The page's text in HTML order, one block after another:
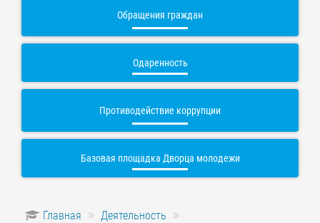
Обращения граждан
Одаренность
Противодействие коррупции
Базовая площадка Дворца молодежи
Главная
Деятельность